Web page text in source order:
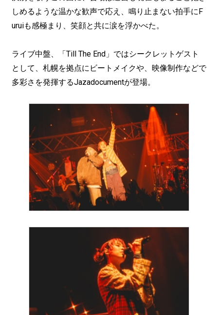
しめるような温かな歓声で応え、鳴り止まない拍手にF
uruiも感極まり、笑顔と共に涙を浮かべた。
ライブ中盤、「Till The End」ではシークレットゲスト
として、札幌を拠点にビートメイクや、映像制作などで
多彩さを発揮するJazadocumentが登場。